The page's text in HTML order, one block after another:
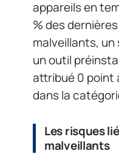
appareils en
% des
malveillants,
un outil
attribué 0 point
dans la
Les risques
malveillants